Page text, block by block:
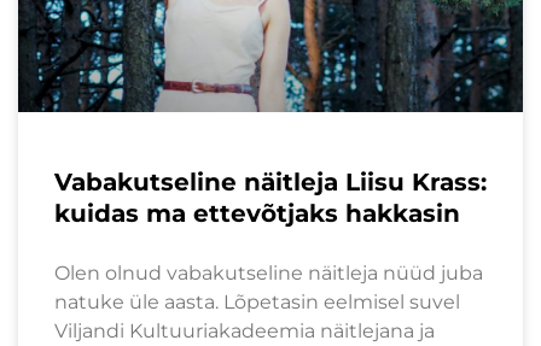
Vabakutseline näitleja Liisu Krass:
kuidas ma ettevõtjaks hakkasin
Olen olnud vabakutseline näitleja nüüd juba
natuke üle aasta. Lõpetasin eelmisel suvel
Viljandi Kultuuriakadeemia näitlejana ja